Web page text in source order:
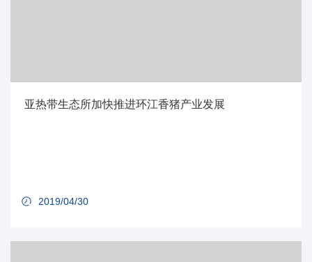
亚热带生态所加快推进环江香猪产业发展
2019/04/30